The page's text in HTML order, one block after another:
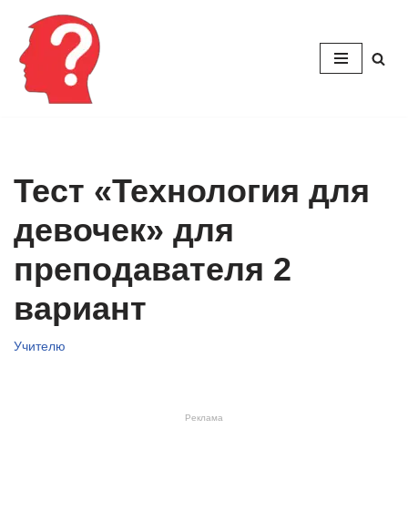
Перейти
содержимому
Тест «Технология для
девочек» для
преподавателя 2
вариант
Учителю
Реклама